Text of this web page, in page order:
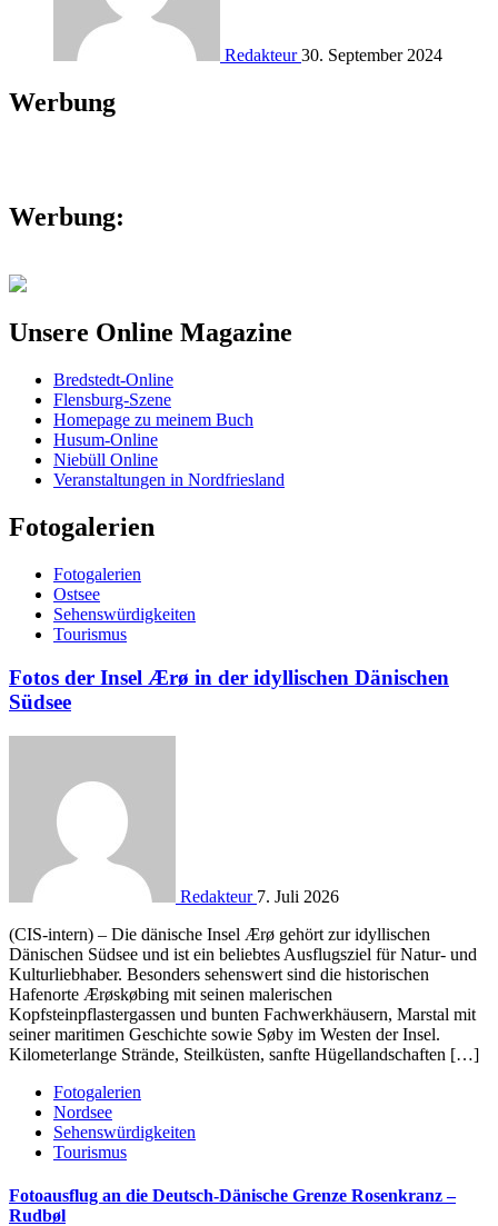
Redakteur 30. September 2024
Werbung
Werbung:
Unsere Online Magazine
Bredstedt-Online
Flensburg-Szene
Homepage zu meinem Buch
Husum-Online
Niebüll Online
Veranstaltungen in Nordfriesland
Fotogalerien
Fotogalerien
Ostsee
Sehenswürdigkeiten
Tourismus
Fotos der Insel Ærø in der idyllischen Dänischen
Südsee
Redakteur 7. Juli 2026
(CIS-intern) – Die dänische Insel Ærø gehört zur idyllischen
Dänischen Südsee und ist ein beliebtes Ausflugsziel für Natur- und
Kulturliebhaber. Besonders sehenswert sind die historischen
Hafenorte Ærøskøbing mit seinen malerischen
Kopfsteinpflastergassen und bunten Fachwerkhäusern, Marstal mit
seiner maritimen Geschichte sowie Søby im Westen der Insel.
Kilometerlange Strände, Steilküsten, sanfte Hügellandschaften […]
Fotogalerien
Nordsee
Sehenswürdigkeiten
Tourismus
Fotoausflug an die Deutsch-Dänische Grenze Rosenkranz –
Rudbøl